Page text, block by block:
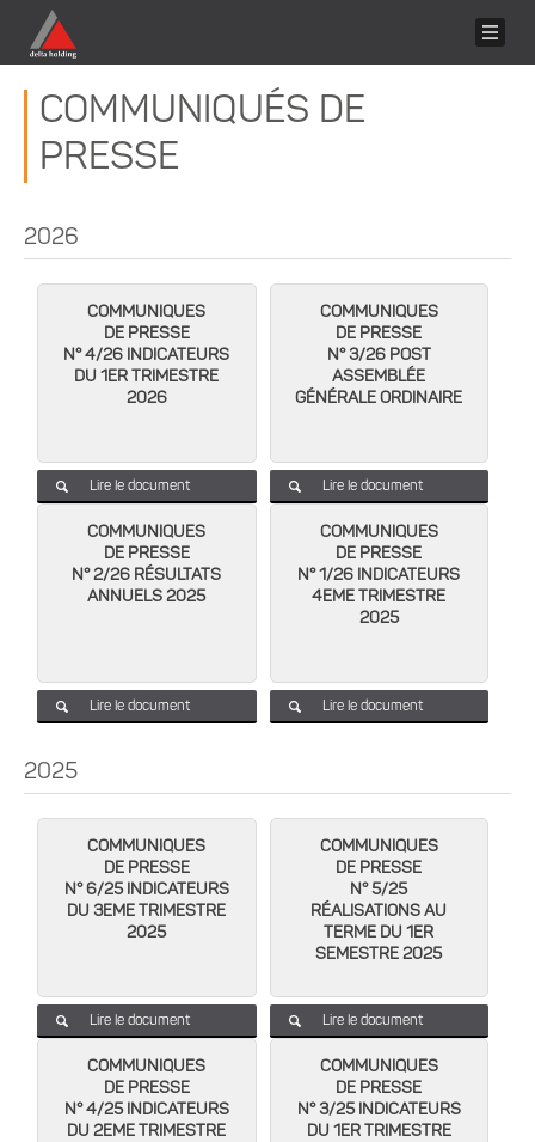
COMMUNIQUÉS DE
PRESSE
2026
COMMUNIQUES
DE PRESSE
N° 4/26 INDICATEURS
DU 1ER TRIMESTRE
2026
Lire le document
COMMUNIQUES
DE PRESSE
N° 3/26 POST
ASSEMBLÉE
GÉNÉRALE ORDINAIRE
Lire le document
COMMUNIQUES
DE PRESSE
N° 2/26 RÉSULTATS
ANNUELS 2025
Lire le document
COMMUNIQUES
DE PRESSE
N° 1/26 INDICATEURS
4EME TRIMESTRE
2025
Lire le document
2025
COMMUNIQUES
DE PRESSE
N° 6/25 INDICATEURS
DU 3EME TRIMESTRE
2025
Lire le document
COMMUNIQUES
DE PRESSE
N° 5/25
RÉALISATIONS AU
TERME DU 1ER
SEMESTRE 2025
Lire le document
COMMUNIQUES
DE PRESSE
N° 4/25 INDICATEURS
DU 2EME TRIMESTRE
COMMUNIQUES
DE PRESSE
N° 3/25 INDICATEURS
DU 1ER TRIMESTRE